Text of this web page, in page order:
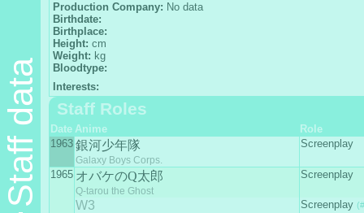
Staff data
Production Company: No data
Birthdate:
Birthplace:
Height: cm
Weight: kg
Bloodtype:
Interests:
Staff Roles
Date Anime
Role
1963 銀河少年隊
Galaxy Boys Corps.
Screenplay
1965 オバケのQ太郎
Q-tarou the Ghost
Screenplay
W3 Screenplay